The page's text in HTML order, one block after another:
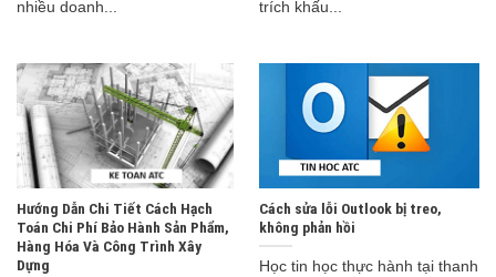
nhiều doanh... trích khấu...
Hướng Dẫn Chi Tiết Cách Hạch
Toán Chi Phí Bảo Hành Sản Phẩm,
Hàng Hóa Và Công Trình Xây
Dựng
Cách sửa lỗi Outlook bị treo,
không phản hồi
Học tin học thực hành tại thanh